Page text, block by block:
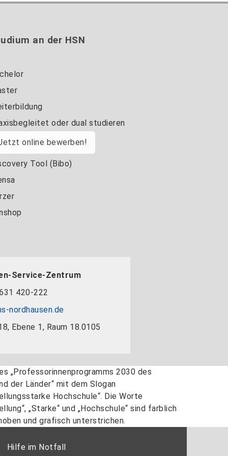
Gebäude 12 (Erdgeschoss)
Technische Leitung
mandy.tabatt@hs-
an der HSN
oder dual studieren
online bewerben!
Tool (Bibo)
Service-Zentrum
420-222
nordhausen.de
Ebene 1, Raum 18.0105
Hilfe im Notfall